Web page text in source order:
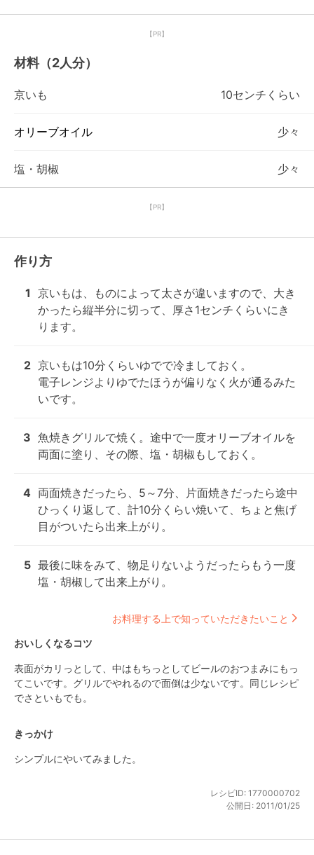
【PR】
材料（2人分）
京いも 10センチくらい
オリーブオイル 少々
塩・胡椒 少々
【PR】
作り方
1 京いもは、ものによって太さが違いますので、大き
かったら縦半分に切って、厚さ1センチくらいにき
ります。
2 京いもは10分くらいゆでで冷ましておく。
電子レンジよりゆでたほうが偏りなく火が通るみた
いです。
3 魚焼きグリルで焼く。途中で一度オリーブオイルを
両面に塗り、その際、塩・胡椒もしておく。
4 両面焼きだったら、5～7分、片面焼きだったら途中
ひっくり返して、計10分くらい焼いて、ちょと焦げ
目がついたら出来上がり。
5 最後に味をみて、物足りないようだったらもう一度
塩・胡椒して出来上がり。
お料理する上で知っていただきたいこと
おいしくなるコツ
表面がカリっとして、中はもちっとしてビールのおつまみにもっ
てこいです。グリルでやれるので面倒は少ないです。同じレシピ
でさといもでも。
きっかけ
シンプルにやいてみました。
レシピID: 1770000702
公開日: 2011/01/25